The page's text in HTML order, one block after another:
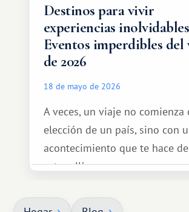
Destinos para vivir
experiencias
Eventos imperdibles del
de 2026
18 de mayo de 2026
A veces, un viaje no comienza
elección de un país, sino con
acontecimiento que te hace
estar allí...